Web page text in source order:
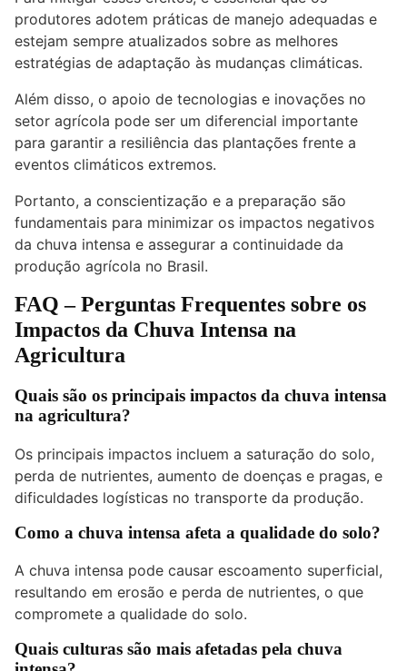
produtores adotem práticas de manejo adequadas e
estejam sempre atualizados sobre as melhores
estratégias de adaptação às mudanças climáticas.
Além disso, o apoio de tecnologias e inovações no
setor agrícola pode ser um diferencial importante
para garantir a resiliência das plantações frente a
eventos climáticos extremos.
Portanto, a conscientização e a preparação são
fundamentais para minimizar os impactos negativos
da chuva intensa e assegurar a continuidade da
produção agrícola no Brasil.
FAQ – Perguntas Frequentes sobre os
Impactos da Chuva Intensa na
Agricultura
Quais são os principais impactos da chuva intensa
na agricultura?
Os principais impactos incluem a saturação do solo,
perda de nutrientes, aumento de doenças e pragas, e
dificuldades logísticas no transporte da produção.
Como a chuva intensa afeta a qualidade do solo?
A chuva intensa pode causar escoamento superficial,
resultando em erosão e perda de nutrientes, o que
compromete a qualidade do solo.
Quais culturas são mais afetadas pela chuva